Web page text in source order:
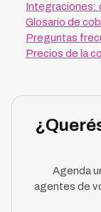
Integraciones:
Glosario de
Preguntas
Precios de la
Agenda
agentes de